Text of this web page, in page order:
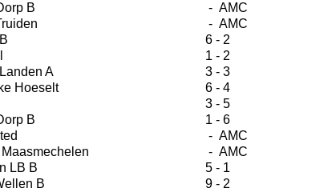
B
- AMC
- AMC
6 - 2
1 - 2
A
3 - 3
Hoeselt
6 - 4
3 - 5
B
1 - 6
- AMC
- AMC
LB B
5 - 1
B
9 - 2